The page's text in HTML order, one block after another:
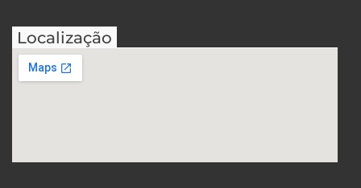
Localização